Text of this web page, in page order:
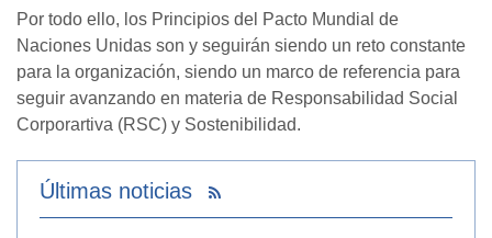
Por todo ello, los Principios del Pacto Mundial de
Naciones Unidas son y seguirán siendo un reto constante
para la organización, siendo un marco de referencia para
seguir avanzando en materia de Responsabilidad Social
Corporartiva (RSC) y Sostenibilidad.
Últimas noticias